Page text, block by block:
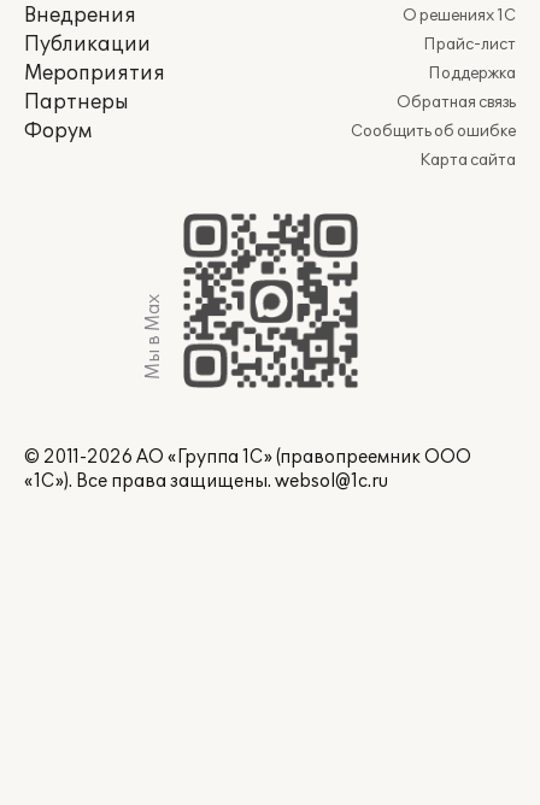
Внедрения
Публикации
Мероприятия
Партнеры
Форум
О решениях 1С
Прайс-лист
Поддержка
Обратная связь
Сообщить об ошибке
Карта сайта
Мы в Max
© 2011-2026 АО «Группа 1С» (правопреемник ООО
«1С»). Все права защищены. websol@1c.ru